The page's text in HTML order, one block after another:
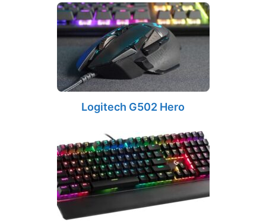
Logitech G502 Hero